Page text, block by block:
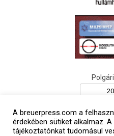
A breuerpress.com a
érdekében sütiket alkalmaz.
tájékoztatónkat tudomásul